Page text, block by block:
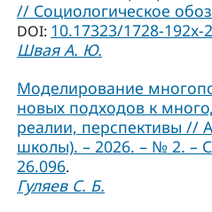
// Социологическое
DOI: 10.17323/1728-192x-
Швая А. Ю.
Моделирование
новых подходов к
реалии, перспективы //
школы). – 2026. – № 2. –
26.096.
Гуляев С. Б.